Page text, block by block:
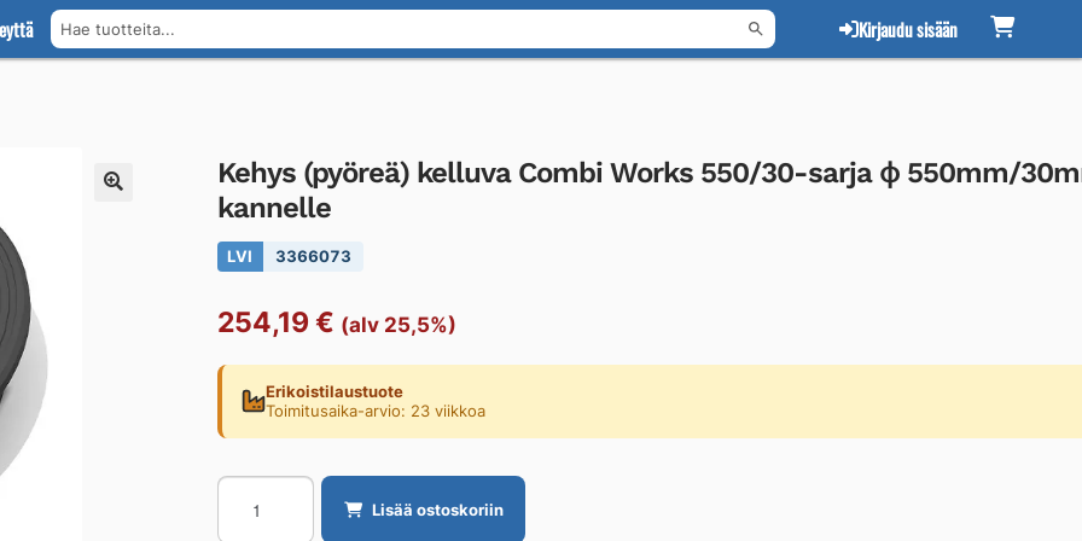
Hae tuotteita... Kirjaudu sisään
Kehys (pyöreä) kelluva Combi Works 550/30-sarja ϕ 550mm/
kannelle
LVI 3366073
254,19 € (alv 25,5%)
Erikoistilaustuote
Toimitusaika-arvio: 23 viikkoa
Kehys
(pyöreä)
Lisää ostoskoriin